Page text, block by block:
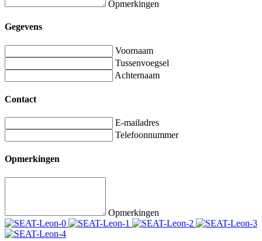
Opmerkingen
Gegevens
Voornaam
Tussenvoegsel
Achternaam
Contact
E-mailadres
Telefoonnummer
Opmerkingen
Opmerkingen